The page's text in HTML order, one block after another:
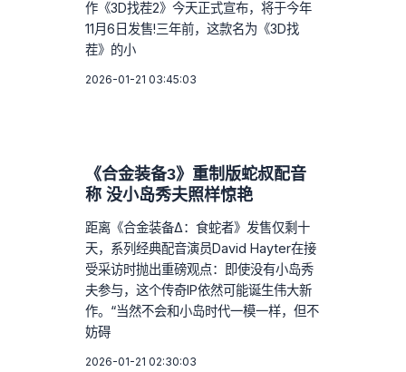
作《3D找茬2》今天正式宣布，将于今年
11月6日发售!三年前，这款名为《3D找
茬》的小
2026-01-21 03:45:03
《合金装备3》重制版蛇叔配音
称 没小岛秀夫照样惊艳
距离《合金装备Δ：食蛇者》发售仅剩十
天，系列经典配音演员David Hayter在接
受采访时抛出重磅观点：即使没有小岛秀
夫参与，这个传奇IP依然可能诞生伟大新
作。“当然不会和小岛时代一模一样，但不
妨碍
2026-01-21 02:30:03